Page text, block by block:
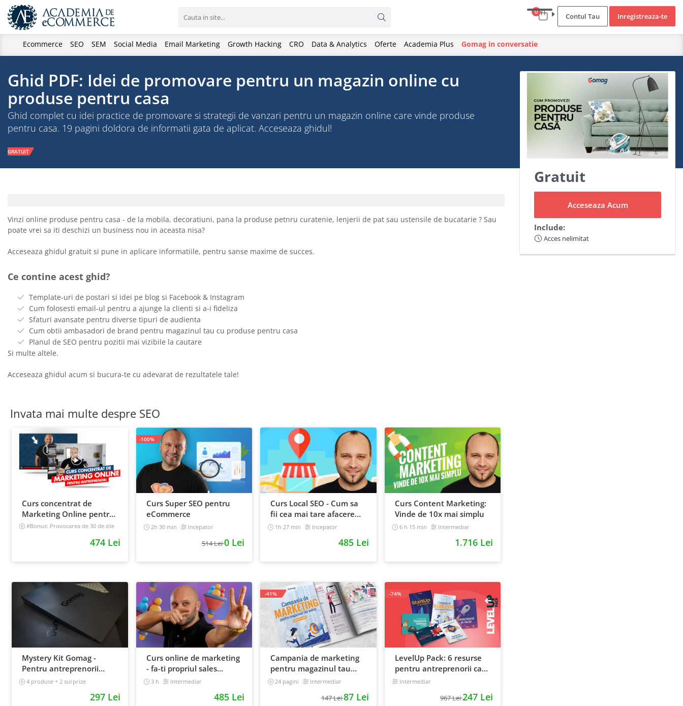
0
Contul Tau Inregistreaza-te
Ecommerce SEO SEM Social Media Email Marketing Growth Hacking CRO Data & Analytics Oferte Academia Plus Gomag in conversatie
Ghid PDF: Idei de promovare pentru un magazin online cu
produse pentru casa
Ghid complet cu idei practice de promovare si strategii de vanzari pentru un magazin online care vinde produse
pentru casa. 19 pagini doldora de informatii gata de aplicat. Acceseaza ghidul!
GRATUIT
Gratuit
Acceseaza Acum
Include:
Acces nelimitat
Vinzi online produse pentru casa - de la mobila, decoratiuni, pana la produse petnru curatenie, lenjerii de pat sau ustensile de bucatarie ? Sau
poate vrei sa iti deschizi un business nou in aceasta nisa?
Acceseaza ghidul gratuit si pune in aplicare informatiile, pentru sanse maxime de succes.
Ce contine acest ghid?
Template-uri de postari si idei pe blog si Facebook & Instagram
Cum folosesti email-ul pentru a ajunge la clienti si a-i fideliza
Sfaturi avansate pentru diverse tipuri de audienta
Cum obtii ambasadori de brand pentru magazinul tau cu produse pentru casa
Planul de SEO pentru pozitii mai vizibile la cautare
Si multe altele.
Acceseaza ghidul acum si bucura-te cu adevarat de rezultatele tale!
Invata mai multe despre SEO
Curs concentrat de
Marketing Online pentru
antreprenori
#Bonus: Provocarea de 30 de zile
474 Lei
Curs Super SEO pentru
eCommerce
2h 30 min Incepator
514 Lei0 Lei
-100%
Curs Local SEO - Cum sa
fii cea mai tare afacere
din orasul tau
1h 27 min Incepator
485 Lei
Curs Content Marketing:
Vinde de 10x mai simplu
6 h 15 min Intermediar
1.716 Lei
Mystery Kit Gomag -
Pentru antreprenorii
curajosi - digital
4 produse + 2 surprize
297 Lei
Curs online de marketing
- fa-ti propriul sales
funnel
3 h Intermediar
485 Lei
Campania de marketing
pentru magazinul tau
online. Plan de actiune
24 pagini Intermediar
147 Lei87 Lei
-41%
LevelUp Pack: 6 resurse
pentru antreprenorii care
vor sa isi creasca afacerile
Intermediar
967 Lei247 Lei
-74%